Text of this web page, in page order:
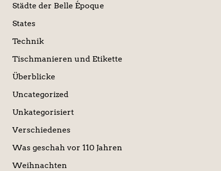
Städte der Belle Époque
States
Technik
Tischmanieren und Etikette
Überblicke
Uncategorized
Unkategorisiert
Verschiedenes
Was geschah vor 110 Jahren
Weihnachten